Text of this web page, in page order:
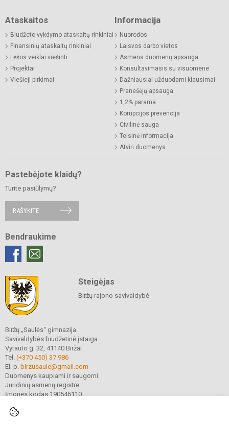
Ataskaitos
Biudžeto vykdymo ataskaitų rinkiniai
Finansinių ataskaitų rinkiniai
Lėšos veiklai viešinti
Projektai
Viešieji pirkimai
Informacija
Nuorodos
Laisvos darbo vietos
Asmens duomenų apsauga
Konsultavimasis su visuomene
Dažniausiai užduodami klausimai
Pranešėjų apsauga
1,2% parama
Korupcijos prevencija
Civilinė sauga
Teisinė informacija
Atviri duomenys
Pastebėjote klaidų?
Turite pasiūlymų?
RAŠYKITE
Bendraukime
Steigėjas
Biržų rajono savivaldybė
Biržų „Saulės“ gimnazija
Savivaldybės biudžetinė įstaiga
Vytauto g. 32, 41140 Biržai
Tel. (+370 450) 37 986
El. p. birzusaule@gmail.com
Duomenys kaupiami ir saugomi
Juridinių asmenų registre
Įmonės kodas 190546110